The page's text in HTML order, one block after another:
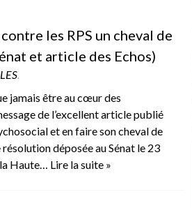
les RPS un cheval de
et article des Echos)
.
jamais être au cœur des
de l’excellent article publié
et en faire son cheval de
déposée au Sénat le 23
Haute… Lire la suite »